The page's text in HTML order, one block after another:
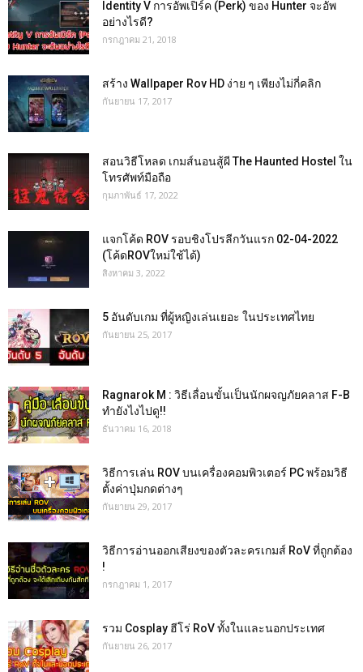
Identity V การอัพเปิร์ค (Perk) ของ Hunter จะอัพ
อย่างไรดี?
กรกฎาคม 21, 2018
สร้าง Wallpaper Rov HD ง่าย ๆ เพียงไม่กี่คลิก
กันยายน 17, 2017
สอนวิธีโหลด เกมส์นอนสู้ผี The Haunted Hostel ใน
โทรศัพท์มือถือ
กุมภาพันธ์ 17, 2022
แจกโค้ด ROV รอบชิงโปรลีกวันแรก 02-04-2022
(โค้ดROVใหม่ใช้ได้)
สิงหาคม 3, 2022
5 อันดับเกม ที่ผู้หญิงเล่นเยอะ ในประเทศไทย
กันยายน 25, 2017
Ragnarok M : วิธีเลื่อนขั้นเป็นนักผจญภัยคลาส F-B
ทำยังไงไปดู!!
ธันวาคม 16, 2018
วิธีการเล่น ROV บนเครื่องคอมพิวเตอร์ PC พร้อมวิธี
ตั้งค่าปุ่มกดต่างๆ
กันยายน 29, 2017
วิธีการอ่านออกเสียงของตัวละครเกมส์ RoV ที่ถูกต้อง
!
กรกฎาคม 1, 2017
รวม Cosplay ฮีโร่ RoV ทั้งในและนอกประเทศ
กันยายน 26, 2017